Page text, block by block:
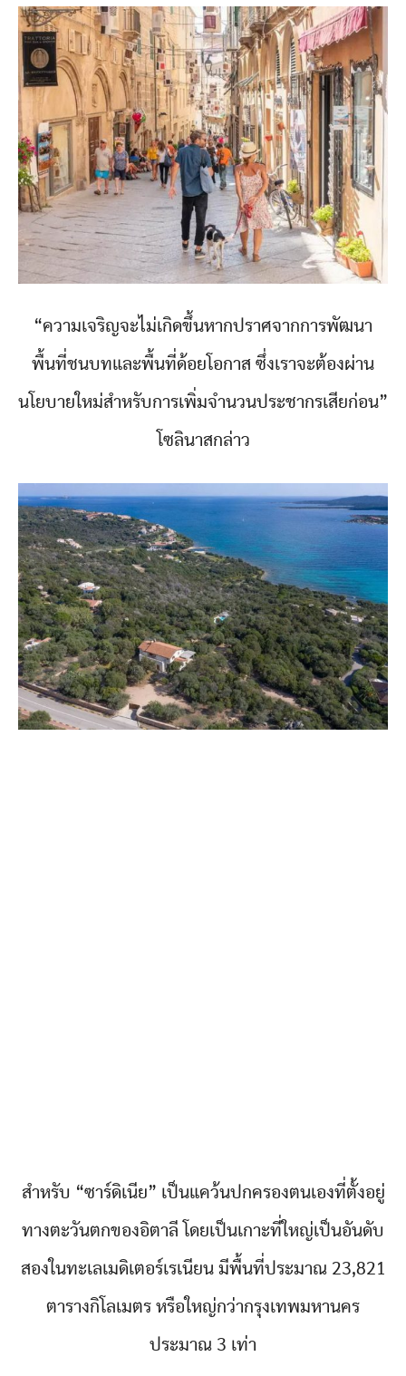
“ความเจริญจะไม่เกิดขึ้นหากปราศจากการพัฒนา
พื้นที่ชนบทและพื้นที่ด้อยโอกาส ซึ่งเราจะต้องผ่าน
นโยบายใหม่สำหรับการเพิ่มจำนวนประชากรเสียก่อน”
โซลินาสกล่าว
สำหรับ “ซาร์ดิเนีย” เป็นแคว้นปกครองตนเองที่ตั้งอยู่
ทางตะวันตกของอิตาลี โดยเป็นเกาะที่ใหญ่เป็นอันดับ
สองในทะเลเมดิเตอร์เรเนียน มีพื้นที่ประมาณ 23,821
ตารางกิโลเมตร หรือใหญ่กว่ากรุงเทพมหานคร
ประมาณ 3 เท่า